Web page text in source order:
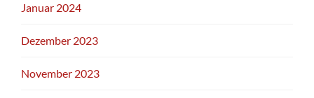
Januar 2024
Dezember 2023
November 2023